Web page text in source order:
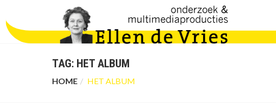
TAG: HET ALBUM
HOME HET ALBUM